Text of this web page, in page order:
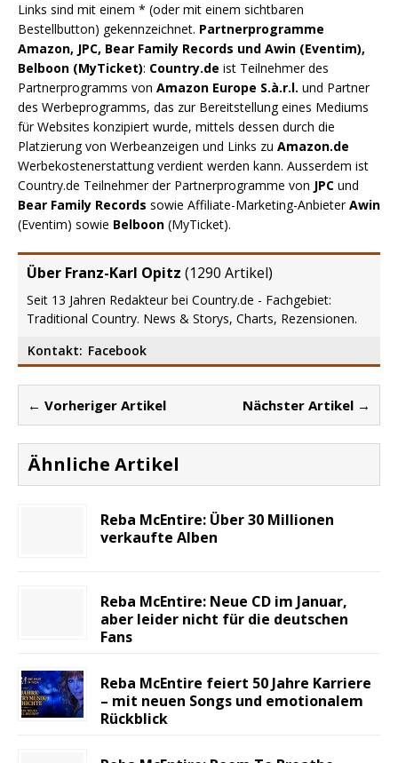
Links sind mit einem * (oder mit einem sichtbaren
Bestellbutton) gekennzeichnet. Partnerprogramme
Amazon, JPC, Bear Family Records und Awin (Eventim),
Belboon (MyTicket): Country.de ist Teilnehmer des
Partnerprogramms von Amazon Europe S.à.r.l. und Partner
des Werbeprogramms, das zur Bereitstellung eines Mediums
für Websites konzipiert wurde, mittels dessen durch die
Platzierung von Werbeanzeigen und Links zu Amazon.de
Werbekostenerstattung verdient werden kann. Ausserdem ist
Country.de Teilnehmer der Partnerprogramme von JPC und
Bear Family Records sowie Affiliate-Marketing-AnbieterAwin
(Eventim) sowie Belboon (MyTicket).
Über Franz-Karl Opitz (1290 Artikel)
Seit 13 Jahren Redakteur bei Country.de - Fachgebiet:
Traditional Country. News & Storys, Charts, Rezensionen.
Kontakt: Facebook
← Vorheriger Artikel Nächster Artikel →
Ähnliche Artikel
Reba McEntire: Über 30 Millionen
verkaufte Alben
Reba McEntire: Neue CD im Januar,
aber leider nicht für die deutschen
Fans
Reba McEntire feiert 50 Jahre Karriere
– mit neuen Songs und emotionalem
Rückblick